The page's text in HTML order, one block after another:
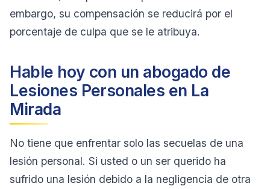
embargo, su compensación se reducirá por el
porcentaje de culpa que se le atribuya.
Hable hoy con un abogado de
Lesiones Personales en La
Mirada
No tiene que enfrentar solo las secuelas de una
lesión personal. Si usted o un ser querido ha
sufrido una lesión debido a la negligencia de otra